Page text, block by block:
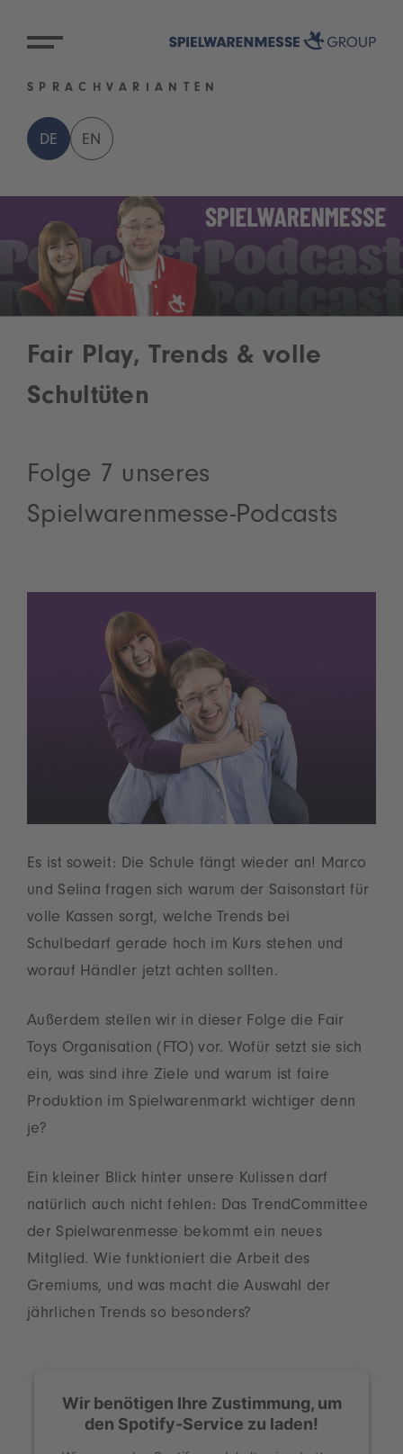
SPRACHVARIANTEN
DE EN
Fair Play, Trends & volle
Schultüten
Folge 7 unseres
Spielwarenmesse-Podcasts
Es ist soweit: Die Schule fängt wieder an! Marco
und Selina fragen sich warum der Saisonstart für
volle Kassen sorgt, welche Trends bei
Schulbedarf gerade hoch im Kurs stehen und
worauf Händler jetzt achten sollten.
Außerdem stellen wir in dieser Folge die Fair
Toys Organisation (FTO) vor. Wofür setzt sie sich
ein, was sind ihre Ziele und warum ist faire
Produktion im Spielwarenmarkt wichtiger denn
je?
Ein kleiner Blick hinter unsere Kulissen darf
natürlich auch nicht fehlen: Das TrendCommittee
der Spielwarenmesse bekommt ein neues
Mitglied. Wie funktioniert die Arbeit des
Gremiums, und was macht die Auswahl der
jährlichen Trends so besonders?
Wir benötigen Ihre Zustimmung, um
den Spotify-Service zu laden!